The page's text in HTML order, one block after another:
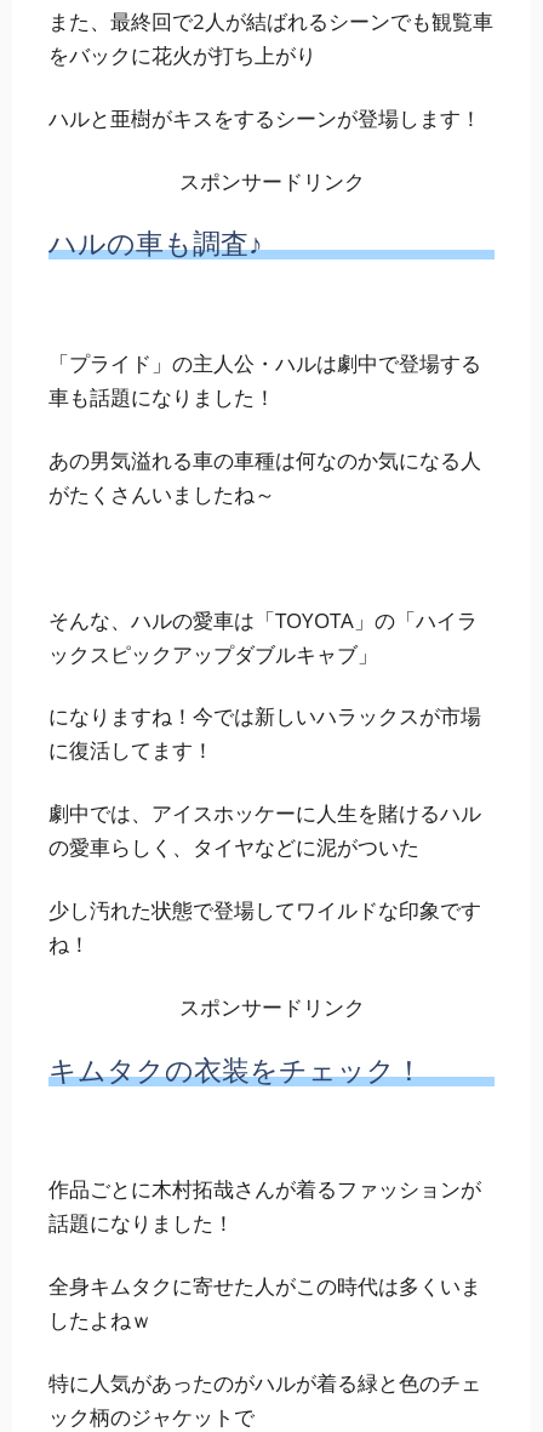
また、最終回で2人が結ばれるシーンでも観覧車
をバックに花火が打ち上がり
ハルと亜樹がキスをするシーンが登場します！
スポンサードリンク
ハルの車も調査♪
「プライド」の主人公・ハルは劇中で登場する
車も話題になりました！
あの男気溢れる車の車種は何なのか気になる人
がたくさんいましたね～
そんな、ハルの愛車は 「TOYOTA」の「ハイラ
ックスピックアップダブルキャブ」
になりますね！今では新しいハラックスが市場
に復活してます！
劇中では、アイスホッケーに人生を賭けるハル
の愛車らしく、タイヤなどに泥がついた
少し汚れた状態で登場してワイルドな印象です
ね！
スポンサードリンク
キムタクの衣装をチェック！
作品ごとに木村拓哉さんが着るファッションが
話題になりました！
全身キムタクに寄せた人がこの時代は多くいま
したよねｗ
特に人気があったのがハルが着る緑と色のチェ
ック柄のジャケットで